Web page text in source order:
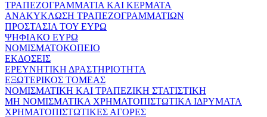
ΤΡΑΠΕΖΟΓΡΑΜΜΑΤΙΑ ΚΑΙ ΚΕΡΜΑΤΑ
ΑΝΑΚΥΚΛΩΣΗ ΤΡΑΠΕΖΟΓΡΑΜΜΑΤΙΩΝ
ΠΡΟΣΤΑΣΙΑ ΤΟΥ ΕΥΡΩ
ΨΗΦΙΑΚΟ ΕΥΡΩ
ΝΟΜΙΣΜΑΤΟΚΟΠΕΙΟ
ΕΚΔΟΣΕΙΣ
ΕΡΕΥΝΗΤΙΚΗ ΔΡΑΣΤΗΡΙΟΤΗΤΑ
ΕΞΩΤΕΡΙΚΟΣ ΤΟΜΕΑΣ
ΝΟΜΙΣΜΑΤΙΚΗ ΚΑΙ ΤΡΑΠΕΖΙΚΗ ΣΤΑΤΙΣΤΙΚΗ
ΜΗ ΝΟΜΙΣΜΑΤΙΚΑ ΧΡΗΜΑΤΟΠΙΣΤΩΤΙΚΑ ΙΔΡΥΜΑΤΑ
ΧΡΗΜΑΤΟΠΙΣΤΩΤΙΚΕΣ ΑΓΟΡΕΣ